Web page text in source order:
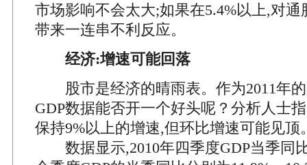
市场影响不会太大;如果在5.4%以上,对
带来一连串不利反应。
经济:增速可能回落
股市是经济的晴雨表。作为2011年的
GDP数据能否开一个好头呢？分析人士
保持9%以上的增速,但环比增速可能见顶
数据显示,2010年四季度GDP当季同